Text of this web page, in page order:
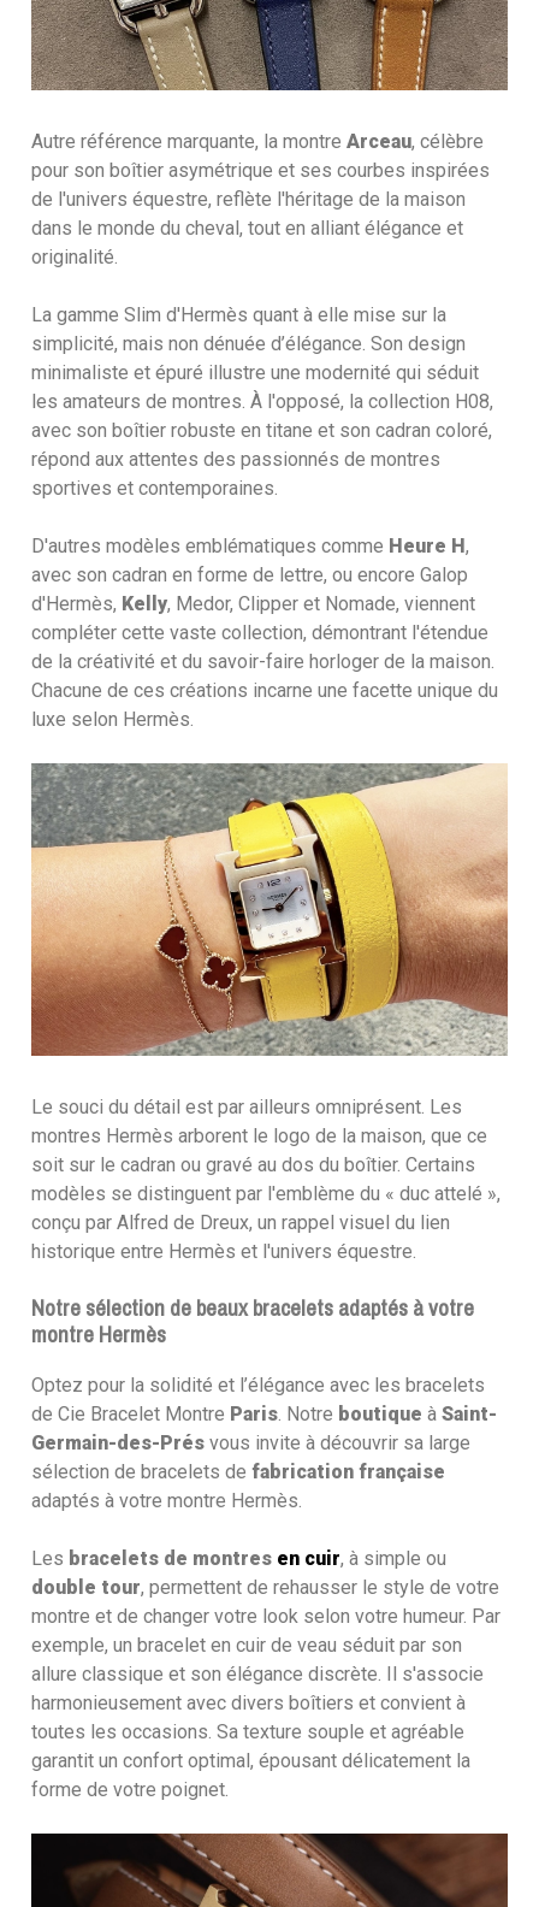
Autre référence marquante, la montreArceau, célèbre
pour son boîtier asymétrique et ses courbes inspirées
de l'univers équestre, reflète l'héritage de la maison
dans le monde du cheval, tout en alliant élégance et
originalité.
La gamme Slim d'Hermès quant à elle mise sur la
simplicité, mais non dénuée d’élégance. Son design
minimaliste et épuré illustre une modernité qui séduit
les amateurs de montres. À l'opposé, la collection H08,
avec son boîtier robuste en titane et son cadran coloré,
répond aux attentes des passionnés de montres
sportives et contemporaines.
D'autres modèles emblématiques comme Heure H,
avec son cadran en forme de lettre, ou encore Galop
d'Hermès, Kelly, Medor, Clipper et Nomade, viennent
compléter cette vaste collection, démontrant l'étendue
de la créativité et du savoir-faire horloger de la maison.
Chacune de ces créations incarne une facette unique du
luxe selon Hermès.
Le souci du détail est par ailleurs omniprésent. Les
montres Hermès arborent le logo de la maison, que ce
soit sur le cadran ou gravé au dos du boîtier. Certains
modèles se distinguent par l'emblème du « duc attelé »,
conçu par Alfred de Dreux, un rappel visuel du lien
historique entre Hermès et l'univers équestre.
Notre sélection de beaux bracelets adaptés à votre
montre Hermès
Optez pour la solidité et l’élégance avec les bracelets
de Cie Bracelet Montre Paris. Notre boutique àSaint-
Germain-des-Prés vous invite à découvrir sa large
sélection de bracelets defabrication française
adaptés à votre montre Hermès.
Les bracelets de montres en cuir, à simple ou
double tour, permettent de rehausser le style de votre
montre et de changer votre look selon votre humeur. Par
exemple, un bracelet en cuir de veau séduit par son
allure classique et son élégance discrète. Il s'associe
harmonieusement avec divers boîtiers et convient à
toutes les occasions. Sa texture souple et agréable
garantit un confort optimal, épousant délicatement la
forme de votre poignet.